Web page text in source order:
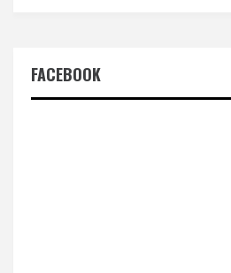
FACEBOOK